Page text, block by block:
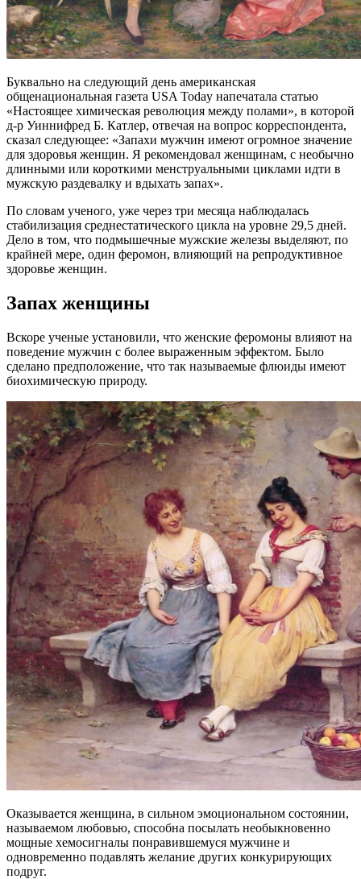
Буквально на следующий день американская
общенациональная газета USA Today напечатала статью
«Настоящее химическая революция между полами», в которой
д-р Уиннифред Б. Катлер, отвечая на вопрос корреспондента,
сказал следующее: «Запахи мужчин имеют огромное значение
для здоровья женщин. Я рекомендовал женщинам, с необычно
длинными или короткими менструальными циклами идти в
мужскую раздевалку и вдыхать запах».
По словам ученого, уже через три месяца наблюдалась
стабилизация среднестатического цикла на уровне 29,5 дней.
Дело в том, что подмышечные мужские железы выделяют, по
крайней мере, один феромон, влияющий на репродуктивное
здоровье женщин.
Запах женщины
Вскоре ученые установили, что женские феромоны влияют на
поведение мужчин с более выраженным эффектом. Было
сделано предположение, что так называемые флюиды имеют
биохимическую природу.
Оказывается женщина, в сильном эмоциональном состоянии,
называемом любовью, способна посылать необыкновенно
мощные хемосигналы понравившемуся мужчине и
одновременно подавлять желание других конкурирующих
подруг.